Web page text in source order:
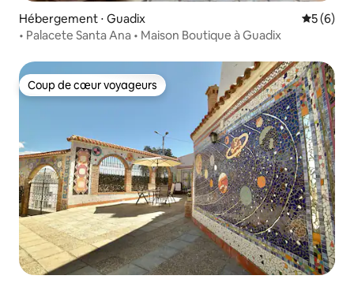
Hébergement ⋅ Guadix
5 (6)
• Palacete Santa Ana • Maison Boutique à Guadix
Coup de cœur voyageurs
Coup de cœur voyageurs